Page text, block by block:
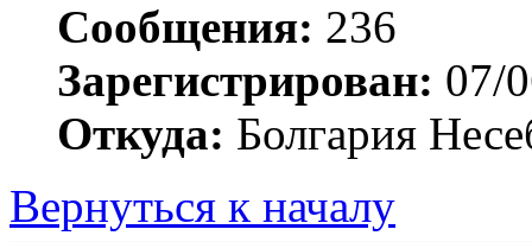
Сообщения: 236
Зарегистрирован: 07/
Откуда: Болгария
Вернуться к началу